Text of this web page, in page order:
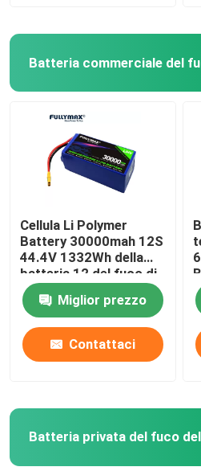
Prodotti
Fatory Tour
Contattaci
notizie
Batteria per aeromobili
Batteria del fuco del UAV
Batteria commerciale del
Batteria commerciale del
Cellula Li Polymer
Battery 30000mah 12S
44.4V 1332Wh della
batteria 12 del fuco di
agricoltura
Miglior prezzo
Contattaci
Batteria privata del fuco